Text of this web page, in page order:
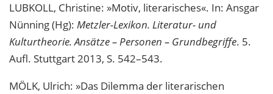
LUBKOLL, Christine: »Motiv, literarisches«. In: Ansgar
Nünning (Hg): Metzler-Lexikon. Literatur- und
Kulturtheorie. Ansätze – Personen – Grundbegriffe. 5.
Aufl. Stuttgart 2013, S. 542–543.
MÖLK, Ulrich: »Das Dilemma der literarischen